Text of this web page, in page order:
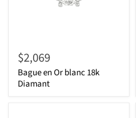
$2,069
Bague en Or blanc 18k
Diamant